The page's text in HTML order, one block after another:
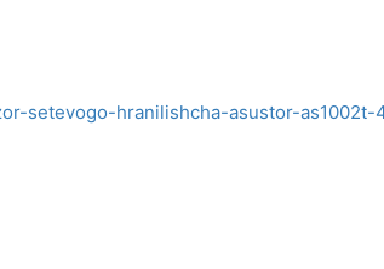
setevogo-hranilishcha-asustor-as1002t-